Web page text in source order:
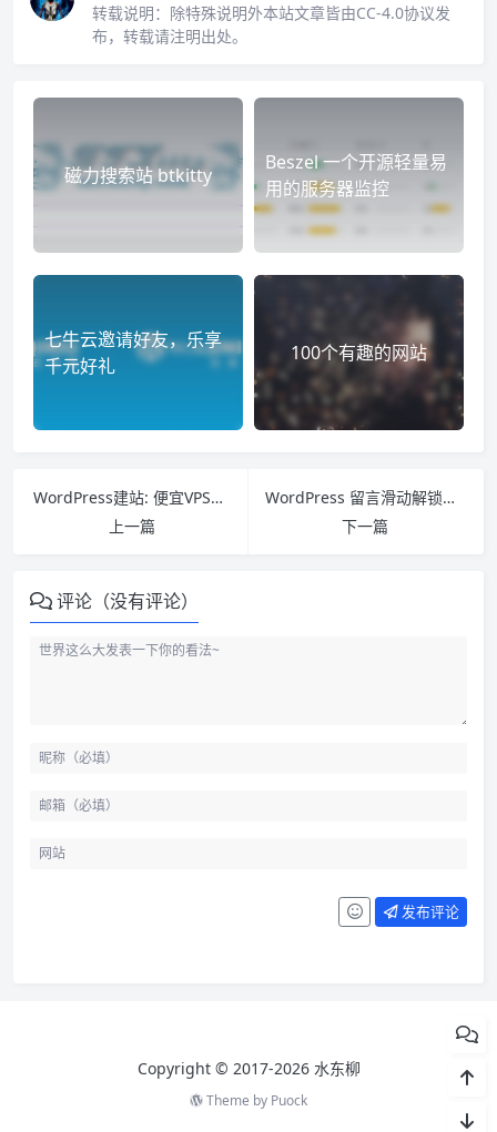
转载说明： 除特殊说明外本站文章皆由CC-4.0协议发
布，转载请注明出处。
磁力搜索站 btkitty
Beszel 一个开源轻量易
用的服务器监控
七牛云邀请好友，乐享
千元好礼
100个有趣的网站
WordPress建站: 便宜VPS+LAMP搭建+博客安装/优化教程【搬瓦工VPS亲测】
上一篇
WordPress 留言滑动解锁插件 myQaptcha
下一篇
评论（没有评论）
发布评论
Copyright © 2017-2026 水东柳
Theme by Puock